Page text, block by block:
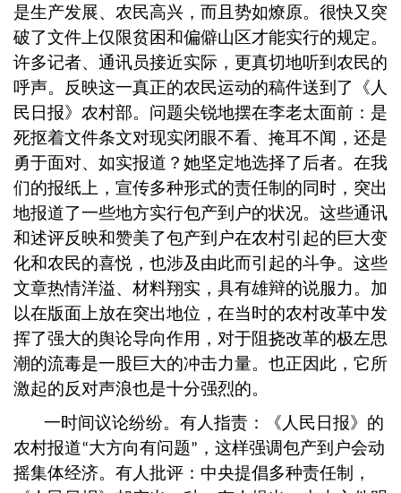
是生产发展、农民高兴，而且势如燎原。很快又突
破了文件上仅限贫困和偏僻山区才能实行的规定。
许多记者、通讯员接近实际，更真切地听到农民的
呼声。反映这一真正的农民运动的稿件送到了《人
民日报》农村部。问题尖锐地摆在李老太面前：是
死抠着文件条文对现实闭眼不看、掩耳不闻，还是
勇于面对、如实报道？她坚定地选择了后者。在我
们的报纸上，宣传多种形式的责任制的同时，突出
地报道了一些地方实行包产到户的状况。这些通讯
和述评反映和赞美了包产到户在农村引起的巨大变
化和农民的喜悦，也涉及由此而引起的斗争。这些
文章热情洋溢、材料翔实，具有雄辩的说服力。加
以在版面上放在突出地位，在当时的农村改革中发
挥了强大的舆论导向作用，对于阻挠改革的极左思
潮的流毒是一股巨大的冲击力量。也正因此，它所
激起的反对声浪也是十分强烈的。
一时间议论纷纷。有人指责：《人民日报》的
农村报道“大方向有问题” ，这样强调包产到户会动
摇集体经济。有人批评：中央提倡多种责任制，